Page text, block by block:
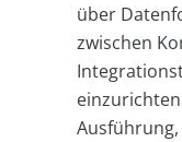
über
zwischen